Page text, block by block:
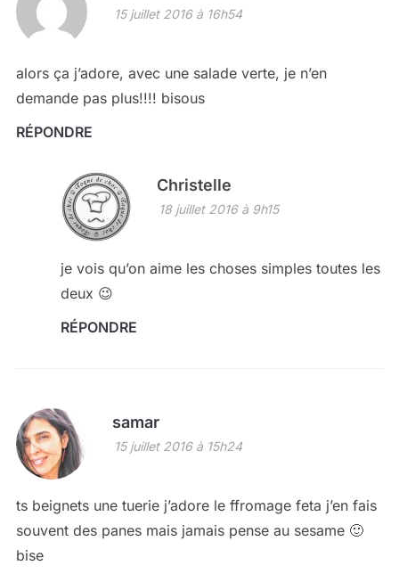
15 juillet 2016 à 16h54
alors ça j’adore, avec une salade verte, je n’en
demande pas plus!!!! bisous
RÉPONDRE
Christelle
18 juillet 2016 à 9h15
je vois qu’on aime les choses simples toutes les
deux 😉
RÉPONDRE
samar
15 juillet 2016 à 15h24
ts beignets une tuerie j’adore le ffromage feta j’en fais
souvent des panes mais jamais pense au sesame 🙂
bise